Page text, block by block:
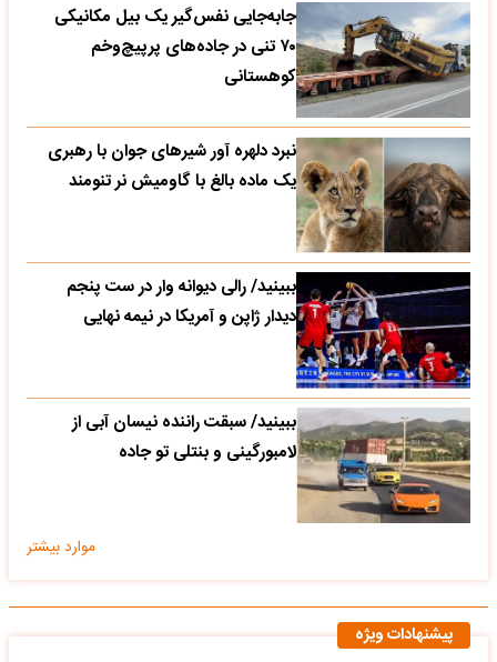
جابه‌جایی نفس‌گیر یک بیل مکانیکی
۷۰ تنی در جاده‌های پرپیچ‌وخم
کوهستانی
نبرد دلهره آور شیرهای جوان با رهبری
یک ماده بالغ با گاومیش نر تنومند
ببینید/ رالی دیوانه وار در ست پنجم
دیدار ژاپن و آمریکا در نیمه نهایی
ببینید/ سبقت راننده نیسان آبی از
لامبورگینی و بنتلی تو جاده
موارد بیشتر
پیشنهادات ویژه